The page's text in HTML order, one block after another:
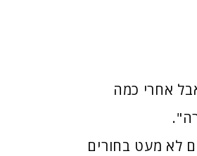
אחרי כמה
לא מעט בחורים